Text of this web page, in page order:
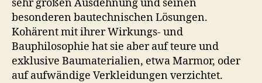
sehr großen Ausdehnung und seinen
besonderen bautechnischen Lösungen.
Kohärent mit ihrer Wirkungs- und
Bauphilosophie hat sie aber auf teure und
exklusive Baumaterialien, etwa Marmor, oder
auf aufwändige Verkleidungen verzichtet.